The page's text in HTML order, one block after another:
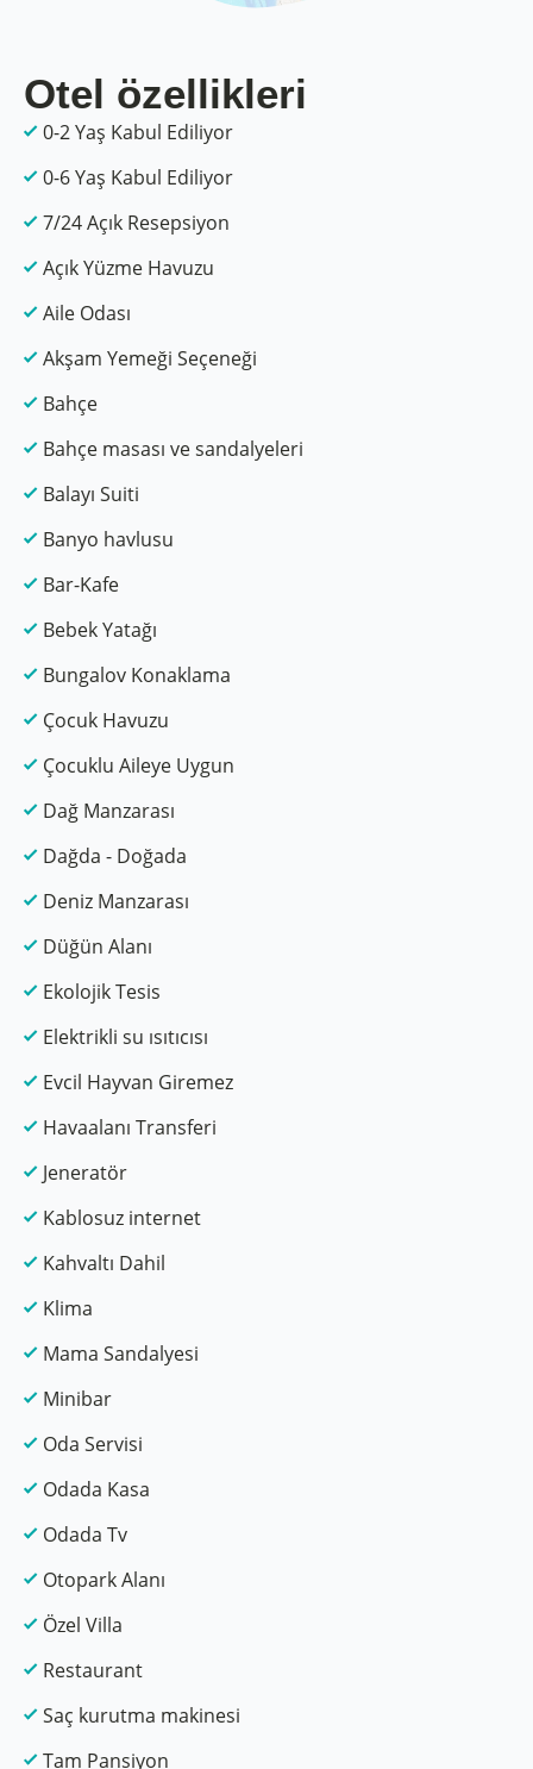
Otel özellikleri
0-2 Yaş Kabul Ediliyor
0-6 Yaş Kabul Ediliyor
7/24 Açık Resepsiyon
Açık Yüzme Havuzu
Aile Odası
Akşam Yemeği Seçeneği
Bahçe
Bahçe masası ve sandalyeleri
Balayı Suiti
Banyo havlusu
Bar-Kafe
Bebek Yatağı
Bungalov Konaklama
Çocuk Havuzu
Çocuklu Aileye Uygun
Dağ Manzarası
Dağda - Doğada
Deniz Manzarası
Düğün Alanı
Ekolojik Tesis
Elektrikli su ısıtıcısı
Evcil Hayvan Giremez
Havaalanı Transferi
Jeneratör
Kablosuz internet
Kahvaltı Dahil
Klima
Mama Sandalyesi
Minibar
Oda Servisi
Odada Kasa
Odada Tv
Otopark Alanı
Özel Villa
Restaurant
Saç kurutma makinesi
Tam Pansiyon